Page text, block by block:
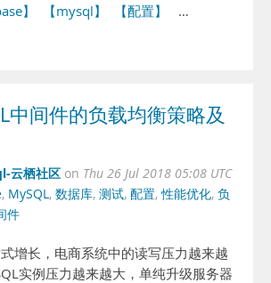
】 【mysql】 【配置】
…
中间件的负载均衡策略及
云栖社区 on Thu 26 Jul 2018 05:08 UTC
, MySQL, 数据库, 测试, 配置,性能优化, 负
件
增长，电商系统中的读写压力越来越
实例压力越来越大，单纯升级服务器